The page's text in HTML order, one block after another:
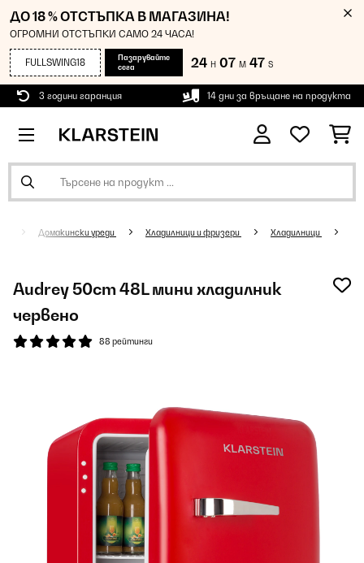
ДО 18 % ОТСТЪПКА В МАГАЗИНА!
ОГРОМНИ ОТСТЪПКИ САМО 24 ЧАСА!
FULLSWING18
Пазарувайте
сега
24 H 07 M 46 S
3 години гаранция 14 дни за връщане на продукта
Домакински уреди Хладилници и фризери Хладилници
Audrey 50cm 48L мини хладилник
червено
88 рейтинги